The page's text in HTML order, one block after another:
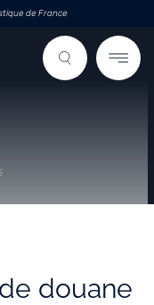
de France
douane